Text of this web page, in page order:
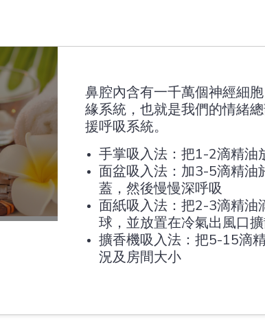
鼻腔內含有一千萬個神經細
緣系統，也就是我們的情緒
援呼吸系統。
手掌吸入法：把1-2滴精油
面盆吸入法：加3-5滴精油
蓋，然後慢慢深呼吸
面紙吸入法：把2-3滴精油
球，並放置在冷氣出風口
擴香機吸入法：把5-15滴
況及房間大小